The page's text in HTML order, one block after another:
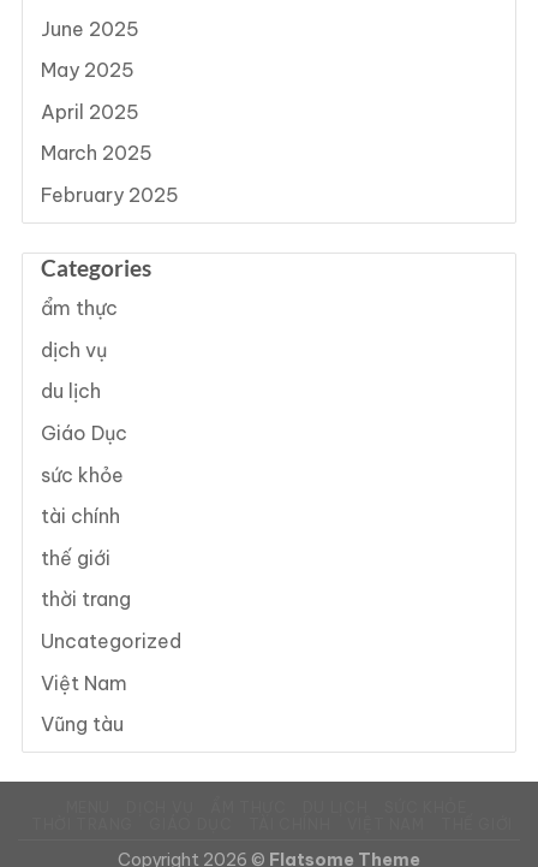
June 2025
May 2025
April 2025
March 2025
February 2025
Categories
ẩm thực
dịch vụ
du lịch
Giáo Dục
sức khỏe
tài chính
thế giới
thời trang
Uncategorized
Việt Nam
Vũng tàu
Copyright 2026 © Flatsome Theme